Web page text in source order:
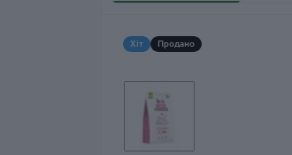
Хіт Продано